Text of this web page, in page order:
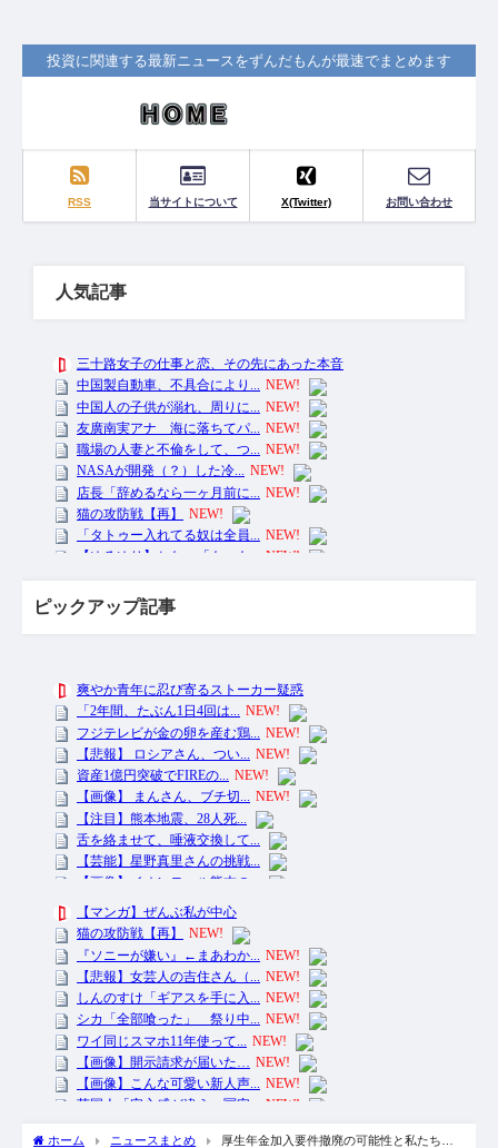
投資に関連する最新ニュースをずんだもんが最速でまとめます
RSS 当サイトについて X(Twitter) お問い合わせ
人気記事
ピックアップ記事
ホーム ニュースまとめ
厚生年金加入要件撤廃の可能性と私たちへ